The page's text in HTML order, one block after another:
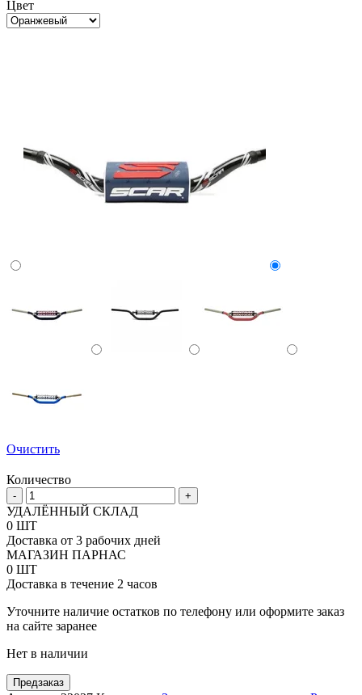
Цвет
Очистить
Количество
-
Количество
товара
Руль
Renthal
Twinwall
CR
High
+
УДАЛЁННЫЙ СКЛАД
0 ШТ
Доставка от 3 рабочих дней
МАГАЗИН ПАРНАС
0 ШТ
Доставка в течение 2 часов
Уточните наличие остатков по телефону или оформите заказ
на сайте заранее
Нет в наличии
Предзаказ